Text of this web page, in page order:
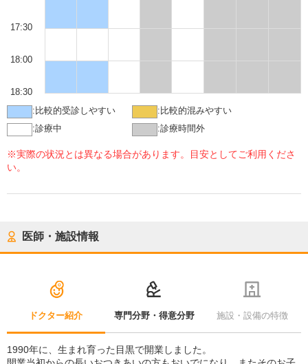
17:30
18:00
18:30
: 比較的受診しやすい : 比較的混みやすい
:診療中 :診療時間外
※実際の状況とは異なる場合があります。目安としてご利用くださ
い。
医師・施設情報
ドクター紹介 専門分野・得意分野 施設・設備の特徴
1990年に、生まれ育った目黒で開業しました。